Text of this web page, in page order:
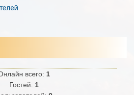
всего: 1
Гостей: 1